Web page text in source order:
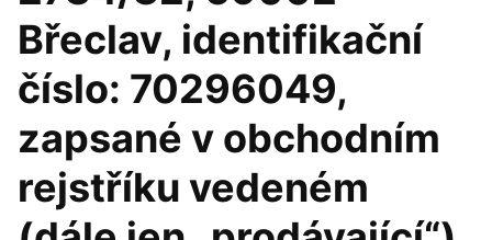
Břeclav, identifikační
číslo: 70296049,
zapsané v obchodním
rejstříku vedeném